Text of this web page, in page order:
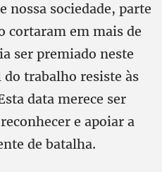
nossa sociedade, parte
cortaram em mais de
ser premiado neste
trabalho resiste às
data merece ser
e apoiar a
de batalha.